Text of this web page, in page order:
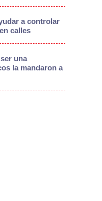
a controlar
calles
una
la mandaron a